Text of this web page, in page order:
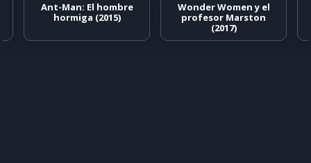
Ant-Man: El hombre
hormiga (2015)
Wonder Women y el
profesor Marston
(2017)